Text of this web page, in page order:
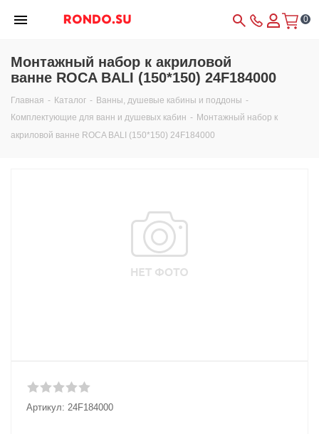
0
Монтажный набор к акриловой
ванне ROCA BALI (150*150) 24F184000
Главная - Каталог - Ванны, душевые кабины и поддоны -
Комплектующие для ванн и душевых кабин - Монтажный набор к
акриловой ванне ROCA BALI (150*150) 24F184000
Артикул: 24F184000